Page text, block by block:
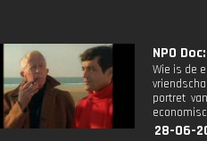
NPO
Wie is de
portret
28-06-